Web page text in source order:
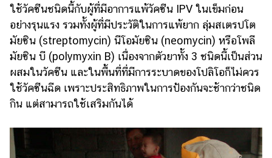
ใช้วัคซีนชนิดนี้กับผู้ที่มีอาการแพ้วัคซีน IPV ในเข็มก่อน
อย่างรุนแรง รวมทั้งผู้ที่มีประวัติในการแพ้ยาก ลุ่มสเตรปโต
มัยซิน (streptomycin) นีโอมัยซิน (neomycin) หรือโพลี
มัยซิน บี (polymyxin B) เนื่องจากตัวยาทั้ง 3 ชนิดนี้เป็นส่วน
ผสมในวัคซีน และในพื้นที่ที่มีการระบาดของโปลิโอก็ไม่ควร
ใช้วัคซีนฉีด เพราะประสิทธิภาพในการป้องกันจะช้ากว่าชนิด
กิน แต่สามารถใช้เสริมกันได้